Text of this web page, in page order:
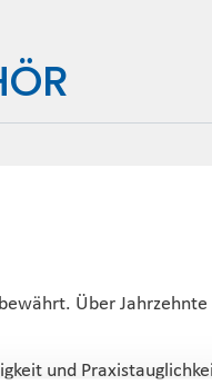
Über
und